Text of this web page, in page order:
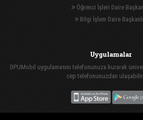
Öğrenci İşleri Daire
Bilgi İşlem Daire
Uygulamalar
DPUMobil uygulamasını telefonunuza kurarak
cep telefonunuzdan